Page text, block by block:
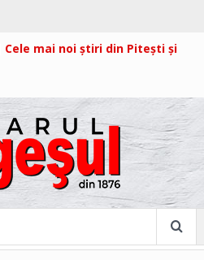
Cele mai noi știri din Pitești și